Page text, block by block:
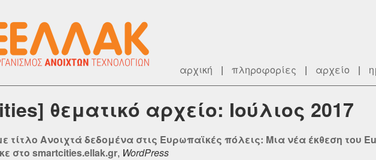
αρχική | πληροφορίες | αρχείο |
θεματικό αρχείο: Ιούλιος 2017
τίτλο Ανοιχτά δεδομένα στις Ευρωπαϊκές πόλεις: Μια νέα έκθεση του
στο smartcities.ellak.gr, WordPress